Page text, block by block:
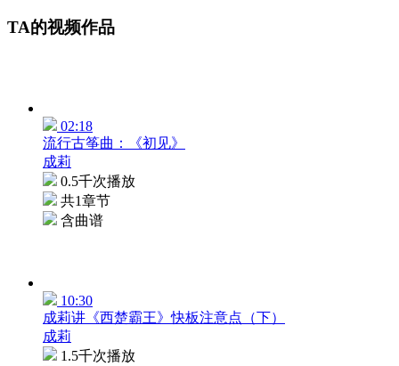
TA的视频作品
02:18
流行古筝曲：《初见》
成莉
0.5千次播放
共1章节
含曲谱
10:30
成莉讲《西楚霸王》快板注意点（下）
成莉
1.5千次播放